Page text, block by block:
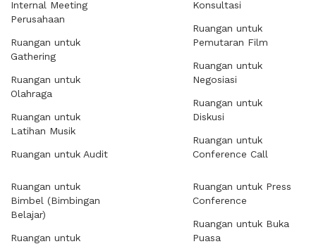
Internal Meeting
Perusahaan
Ruangan untuk
Gathering
Ruangan untuk
Olahraga
Ruangan untuk
Latihan Musik
Ruangan untuk Audit
Konsultasi
Ruangan untuk
Pemutaran Film
Ruangan untuk
Negosiasi
Ruangan untuk
Diskusi
Ruangan untuk
Conference Call
Ruangan untuk
Bimbel (Bimbingan
Belajar)
Ruangan untuk
Ruangan untuk Press
Conference
Ruangan untuk Buka
Puasa